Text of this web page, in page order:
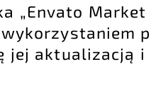
„Envato Market
wykorzystaniem
jej aktualizacją